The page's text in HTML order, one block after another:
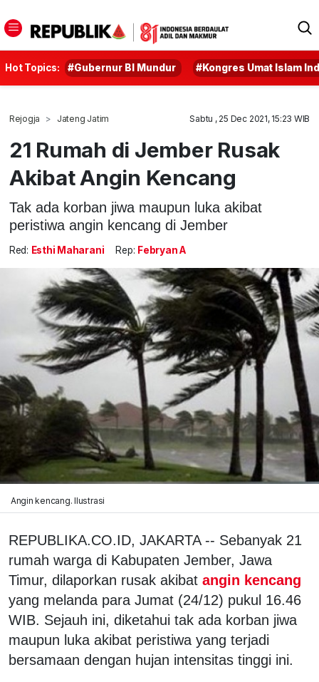
Hot Topics: #Gubernur BI Mundur #Kongres Umat Islam
Rejogja Jateng Jatim Sabtu , 25 Dec 2021, 15:23 WIB
21 Rumah di Jember Rusak
Akibat Angin Kencang
Tak ada korban jiwa maupun luka akibat
peristiwa angin kencang di Jember
Red: Esthi Maharani Rep: Febryan A
Angin kencang. Ilustrasi
REPUBLIKA.CO.ID, JAKARTA -- Sebanyak 21
rumah warga di Kabupaten Jember, Jawa
Timur, dilaporkan rusak akibat angin kencang
yang melanda para Jumat (24/12) pukul 16.46
WIB. Sejauh ini, diketahui tak ada korban jiwa
maupun luka akibat peristiwa yang terjadi
bersamaan dengan hujan intensitas tinggi ini.